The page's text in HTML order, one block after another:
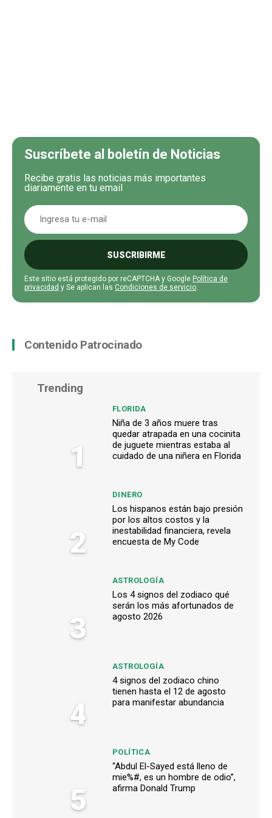
Suscríbete al boletín de Noticias
Recibe gratis las noticias más importantes
diariamente en tu email
SUSCRIBIRME
Este sitio está protegido por reCAPTCHA y Google Política de
privacidad y Se aplican las Condiciones de servicio.
Contenido Patrocinado
Trending
1
FLORIDA
Niña de 3 años muere tras
quedar atrapada en una cocinita
de juguete mientras estaba al
cuidado de una niñera en Florida
2
DINERO
Los hispanos están bajo presión
por los altos costos y la
inestabilidad financiera, revela
encuesta de My Code
3
ASTROLOGÍA
Los 4 signos del zodiaco qué
serán los más afortunados de
agosto 2026
4
ASTROLOGÍA
4 signos del zodiaco chino
tienen hasta el 12 de agosto
para manifestar abundancia
5
POLÍTICA
“Abdul El-Sayed está lleno de
mie%#, es un hombre de odio”,
afirma Donald Trump